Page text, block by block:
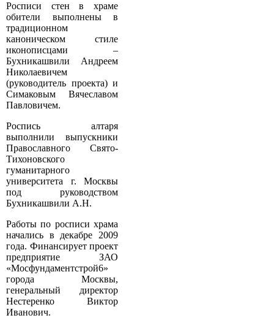
Росписи стен в храме
обители выполнены в
традиционном
каноническом стиле
иконописцами –
Бухникашвили Андреем
Николаевичем
(руководитель проекта) и
Симаковым Вячеславом
Павловичем.
Роспись алтаря
выполнили выпускники
Православного Свято­
Тихоновского
гуманитарного
университета г. Москвы
под руководством
Бухникашвили А.Н.
Работы по росписи храма
начались в декабре 2009
года. Финансирует проект
предприятие ЗАО
«Мосфундаментстрой­6»
города Москвы,
генеральный директор
Нестеренко Виктор
Иванович.